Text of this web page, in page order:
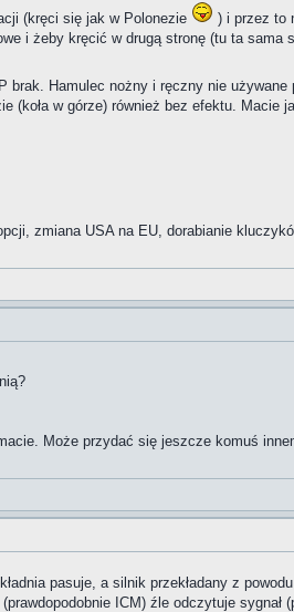
(kręci się jak w Polonezie
) i przez to
i żeby kręcić w drugą stronę (tu ta sama
brak. Hamulec nożny i ręczny nie
(koła w górze) również bez efektu. Macie
zmiana USA na EU, dorabianie
Może przydać się jeszcze komuś
pasuje, a silnik przekładany z
ICM) źle odczytuje sygnał